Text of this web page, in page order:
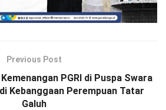
Previous Post
PGRI di Puspa Swara
Kebanggaan Perempuan Tatar
Galuh